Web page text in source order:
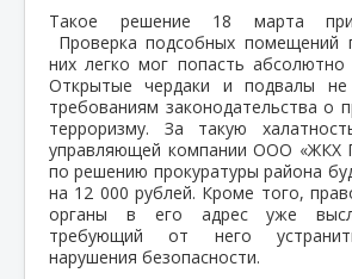
Такое решение 18 марта
Проверка подсобных помещений
них легко мог попасть
Открытые чердаки и подвалы не
требованиям законодательства о
терроризму. За такую
управляющей компании ООО «ЖКХ
по решению прокуратуры района
на 12 000 рублей. Кроме того,
органы в его адрес уже
требующий от него
нарушения безопасности.